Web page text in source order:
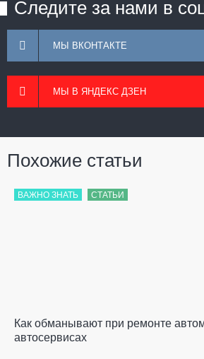
Следите за нами в
МЫ ВКОНТАКТЕ
МЫ В ЯНДЕКС ДЗЕН
Похожие статьи
ВАЖНО ЗНАТЬ СТАТЬИ
Как обманывают при ремонте
автосервисах